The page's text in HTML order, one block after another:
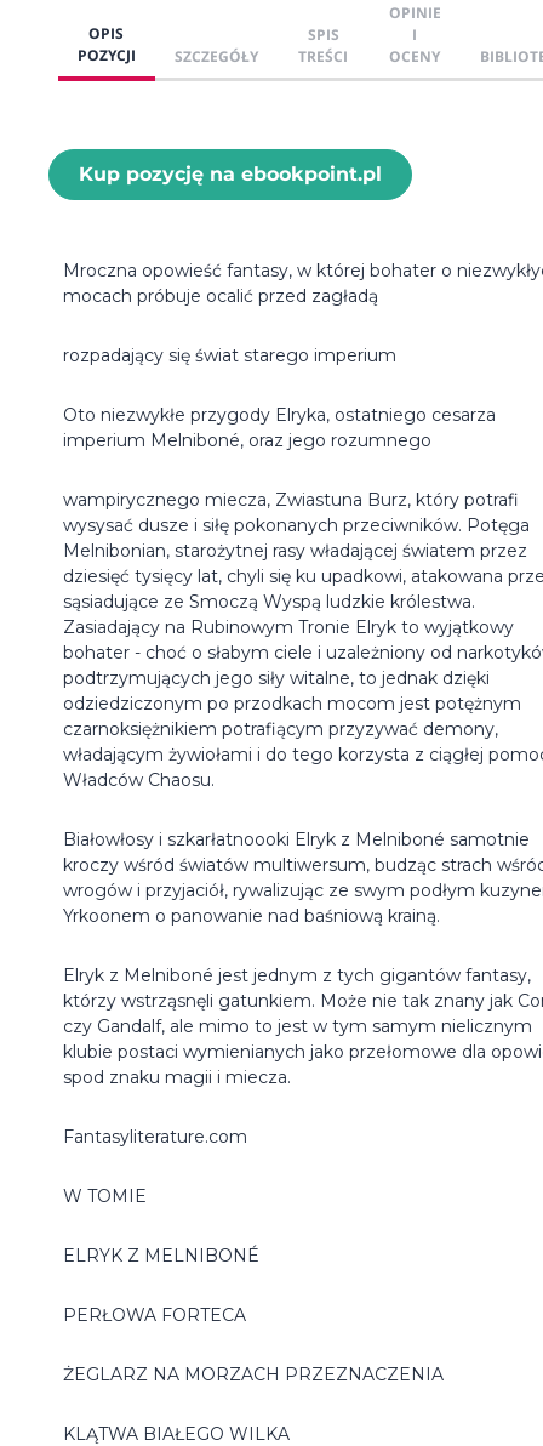
OPIS
POZYCJI
SZCZEGÓŁY
SPIS
TREŚCI
OPINIE
I
OCENY
Kup pozycję na ebookpoint.pl
Mroczna opowieść fantasy, w której bohater o
mocach próbuje ocalić przed zagładą
rozpadający się świat starego imperium
Oto niezwykłe przygody Elryka, ostatniego cesarza
imperium Melniboné, oraz jego rozumnego
wampirycznego miecza, Zwiastuna Burz, który potrafi
wysysać dusze i siłę pokonanych przeciwników. Potęga
Melnibonian, starożytnej rasy władającej światem przez
dziesięć tysięcy lat, chyli się ku upadkowi, atakowana
sąsiadujące ze Smoczą Wyspą ludzkie królestwa.
Zasiadający na Rubinowym Tronie Elryk to wyjątkowy
bohater - choć o słabym ciele i uzależniony od
podtrzymujących jego siły witalne, to jednak dzięki
odziedziczonym po przodkach mocom jest potężnym
czarnoksiężnikiem potrafiącym przyzywać demony,
władającym żywiołami i do tego korzysta z ciągłej
Władców Chaosu.
Białowłosy i szkarłatnoooki Elryk z Melniboné samotnie
kroczy wśród światów multiwersum, budząc strach
wrogów i przyjaciół, rywalizując ze swym podłym
Yrkoonem o panowanie nad baśniową krainą.
Elryk z Melniboné jest jednym z tych gigantów fantasy,
którzy wstrząsnęli gatunkiem. Może nie tak znany jak
czy Gandalf, ale mimo to jest w tym samym nielicznym
klubie postaci wymienianych jako przełomowe dla
spod znaku magii i miecza.
Fantasyliterature.com
W TOMIE
ELRYK Z MELNIBONÉ
PERŁOWA FORTECA
ŻEGLARZ NA MORZACH PRZEZNACZENIA
KLĄTWA BIAŁEGO WILKA